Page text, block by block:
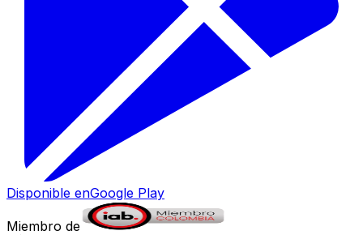
Disponible enGoogle Play
Miembro de